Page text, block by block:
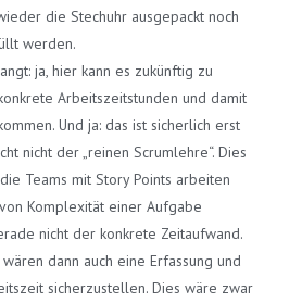
die Stechuhr ausgepackt noch
werden.
ja, hier kann es zukünftig zu
Arbeitszeitstunden und damit
Und ja: das ist sicherlich erst
nicht der „reinen Scrumlehre“. Dies
Teams mit Story Points arbeiten
Komplexität einer Aufgabe
nicht der konkrete Zeitaufwand.
dann auch eine Erfassung und
sicherzustellen. Dies wäre zwar